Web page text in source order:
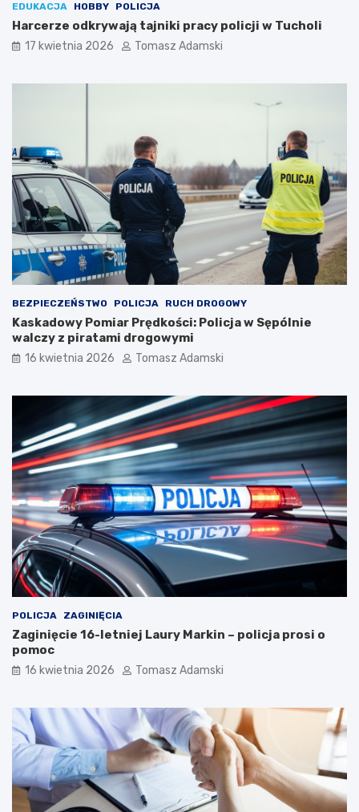
EDUKACJA HOBBY POLICJA
Harcerze odkrywają tajniki pracy policji w Tucholi
17 kwietnia 2026 Tomasz Adamski
BEZPIECZEŃSTWO POLICJA RUCH DROGOWY
Kaskadowy Pomiar Prędkości: Policja w Sępólnie
walczy z piratami drogowymi
16 kwietnia 2026 Tomasz Adamski
POLICJA ZAGINIĘCIA
Zaginięcie 16-letniej Laury Markin – policja prosi o
pomoc
16 kwietnia 2026 Tomasz Adamski